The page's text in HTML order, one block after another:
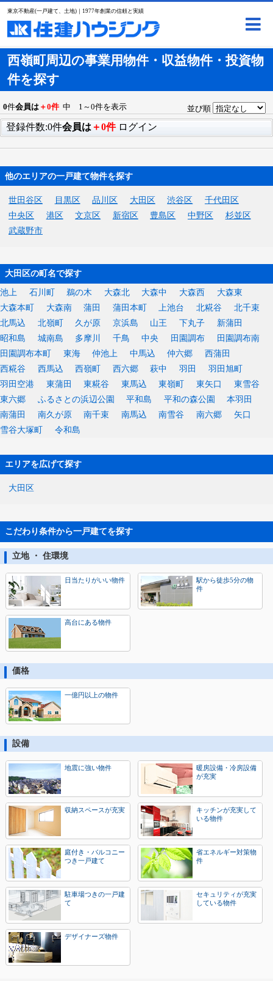
東京不動産(一戸建て、土地)｜1977年創業の信頼と実績
西嶺町周辺の事業用物件・収益物件・投資物
件を探す
0件会員は ＋0件 中 1～0件を表示 並び順
登録件数:0件会員は ＋0件 ログイン
他のエリアの一戸建て物件を探す
世田谷区 目黒区 品川区 大田区 渋谷区
千代田区
中央区
港区 文京区 新宿区 豊島区 中野区
杉並区
武蔵野市
大田区の町名で探す
池上 石川町 鵜の木 大森北 大森中 大森西
大森東
大森本町
大森南 蒲田 蒲田本町 上池台 北糀谷
北千束
北馬込
北嶺町 久が原 京浜島 山王 下丸子
新蒲田
昭和島
城南島 多摩川 千鳥 中央 田園調布
田園調布南
田園調布本町
東海 仲池上 中馬込 仲六郷
西蒲田
西糀谷
西馬込 西嶺町 西六郷 萩中 羽田
羽田旭町
羽田空港
東蒲田 東糀谷 東馬込 東嶺町 東矢口
東雪谷
東六郷
ふるさとの浜辺公園 平和島 平和の森公園
本羽田
南蒲田
南久が原 南千束 南馬込 南雪谷 南六郷
矢口
雪谷大塚町
令和島
エリアを広げて探す
大田区
こだわり条件から一戸建てを探す
立地 ・ 住環境
日当たりがいい物件
駅から徒歩5分の物
件
高台にある物件
価格
一億円以上の物件
設備
地震に強い物件
暖房設備・冷房設備
が充実
収納スペースが充実
キッチンが充実して
いる物件
庭付き・バルコニー
つき一戸建て
省エネルギー対策物
件
駐車場つきの一戸建
て
セキュリティが充実
している物件
デザイナーズ物件